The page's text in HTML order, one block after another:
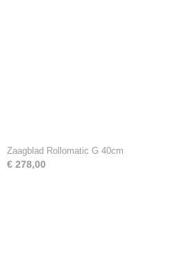
Zaagblad Rollomatic G 40cm
€ 278,00